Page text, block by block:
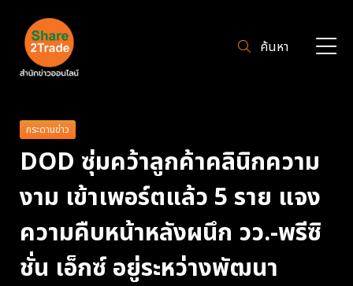
ค้นหา
กระดานข่าว
DOD ซุ่มคว้าลูกค้าคลินิกความ
งาม เข้าเพอร์ตแล้ว 5 ราย แจง
ความคืบหน้าหลังผนึก วว.-พรีซิ
ชั่น เอ็กซ์ อยู่ระหว่างพัฒนา